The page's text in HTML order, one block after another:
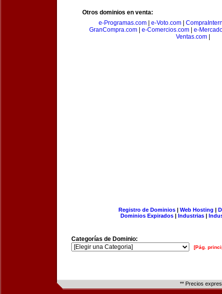
Otros dominios en venta:
e-Programas.com
e-Voto.com
GranCompra.com
e-Comercios.com
e-
Ventas.com|
Registro de Dominios| Web Hosting |
Dominios Expirados | Industrias |
Categorías de Dominio:
[Pág.
** Precios